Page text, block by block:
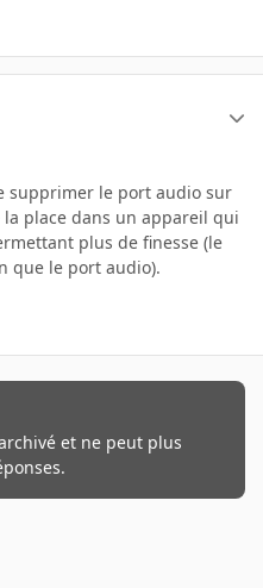
supprimer le port audio sur
place dans un appareil qui
plus de finesse (le
que le port audio).
et ne peut plus